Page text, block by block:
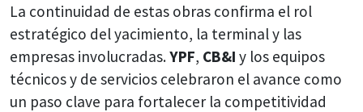
La continuidad de estas obras confirma el rol
estratégico del yacimiento, la terminal y las
empresas involucradas.YPF, CB&I y los equipos
técnicos y de servicios celebraron el avance como
un paso clave para fortalecer la competitividad